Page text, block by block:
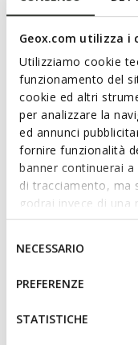
Geox.com utilizza i
Utilizziamo cookie
funzionamento del
cookie ed altri
per analizzare la
ed annunci
fornire funzionalità
banner continuerai
di tracciamento, ma
godrai invece di una
base dei tuoi gusti
IMPOSTAZIONI
altri strumenti di
informazioni o per
tue impostazioni,
del
consenso
NECESSARIO
PREFERENZE
STATISTICHE
Features
By
Outstanding
and absorbs
Quick and easy
Lightweight